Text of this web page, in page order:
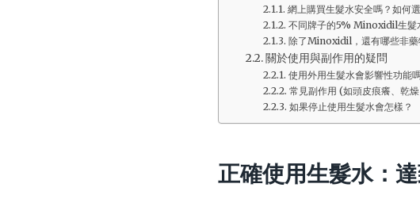
網上購買生髮水安全嗎？如何
不同牌子的5% Minoxidil生髮
除了Minoxidil，還有哪些非藥
關於使用與副作用的疑問
使用外用生髮水會影響性功能
常見副作用 (如頭皮痕癢、乾
如果停止使用生髮水會怎樣？
正確使用生髮水：